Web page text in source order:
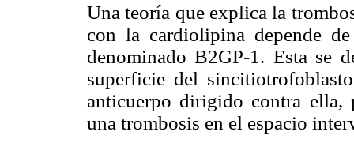
Una teoría que explica la
con la cardiolipina depende
denominado B2GP-1. Esta se
superficie del
anticuerpo dirigido contra
una trombosis en el espacio